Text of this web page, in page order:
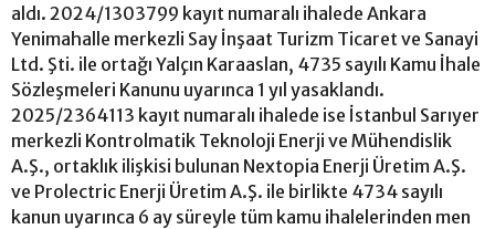
aldı. 2024/1303799 kayıt numaralı ihalede Ankara
Yenimahalle merkezli Say İnşaat Turizm Ticaret ve Sanayi
Ltd. Şti. ile ortağı Yalçın Karaaslan, 4735 sayılı Kamu İhale
Sözleşmeleri Kanunu uyarınca 1 yıl yasaklandı.
2025/2364113 kayıt numaralı ihalede ise İstanbul Sarıyer
merkezli Kontrolmatik Teknoloji Enerji ve Mühendislik
A.Ş., ortaklık ilişkisi bulunan Nextopia Enerji Üretim A.Ş.
ve Prolectric Enerji Üretim A.Ş. ile birlikte 4734 sayılı
kanun uyarınca 6 ay süreyle tüm kamu ihalelerinden men